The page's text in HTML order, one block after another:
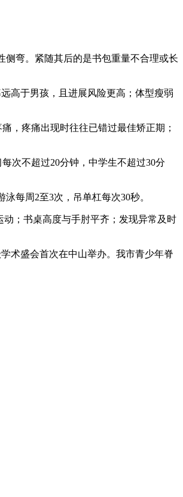
弯。紧随其后的是书包重量不合理或长
高于男孩，且进展风险更高；体型瘦弱
，疼痛出现时往往已错过最佳矫正期；
次不超过20分钟，中学生不超过30分
每周2至3次，吊单杠每次30秒。
；书桌高度与手肘平齐；发现异常及时
术盛会首次在中山举办。我市青少年脊